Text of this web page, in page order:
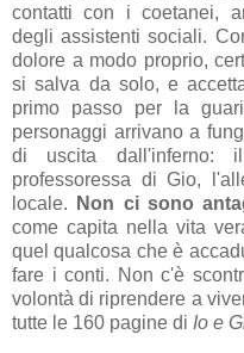
contatti con i coetanei,
degli assistenti sociali.
dolore a modo proprio,
si salva da solo, e
primo passo per la
personaggi arrivano a
di uscita dall'inferno:
professoressa di Gio,
locale.
Non ci sono
come capita nella vita
quel qualcosa che è
fare i conti. Non c'è
volontà di riprendere a
tutte le 160 pagine di Io e